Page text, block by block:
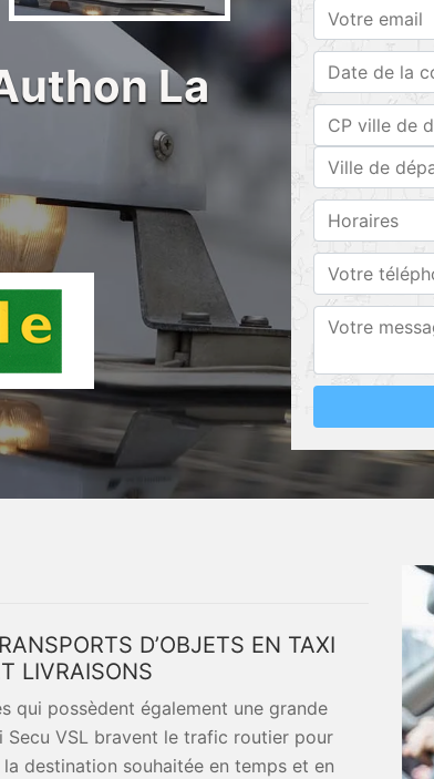
La
D’OBJETS EN TAXI
LIVRAISONS
qui possèdent également une grande
Secu VSL bravent le trafic routier pour
destination souhaitée en temps et en